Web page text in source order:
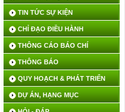
TIN TỨC SỰ KIỆN
CHỈ ĐẠO ĐIỀU HÀNH
THÔNG CÁO BÁO CHÍ
THÔNG BÁO
QUY HOẠCH & PHÁT TRIỂN
DỰ ÁN, HẠNG MỤC